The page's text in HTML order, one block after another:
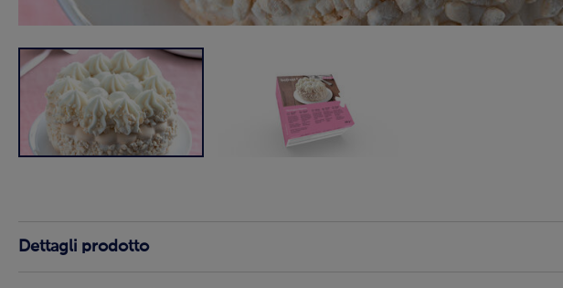
Dettagli prodotto